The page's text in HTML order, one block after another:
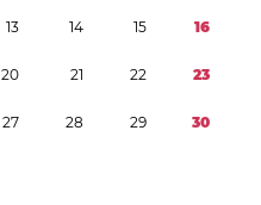
13 14 15 16
20 21 22 23
27 28 29 30